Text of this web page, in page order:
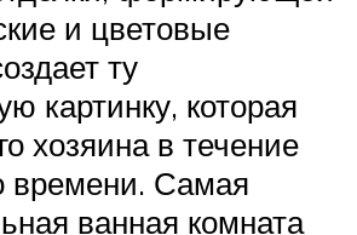
и цветовые
ту
картинку, которая
хозяина в течение
времени. Самая
ванная комната